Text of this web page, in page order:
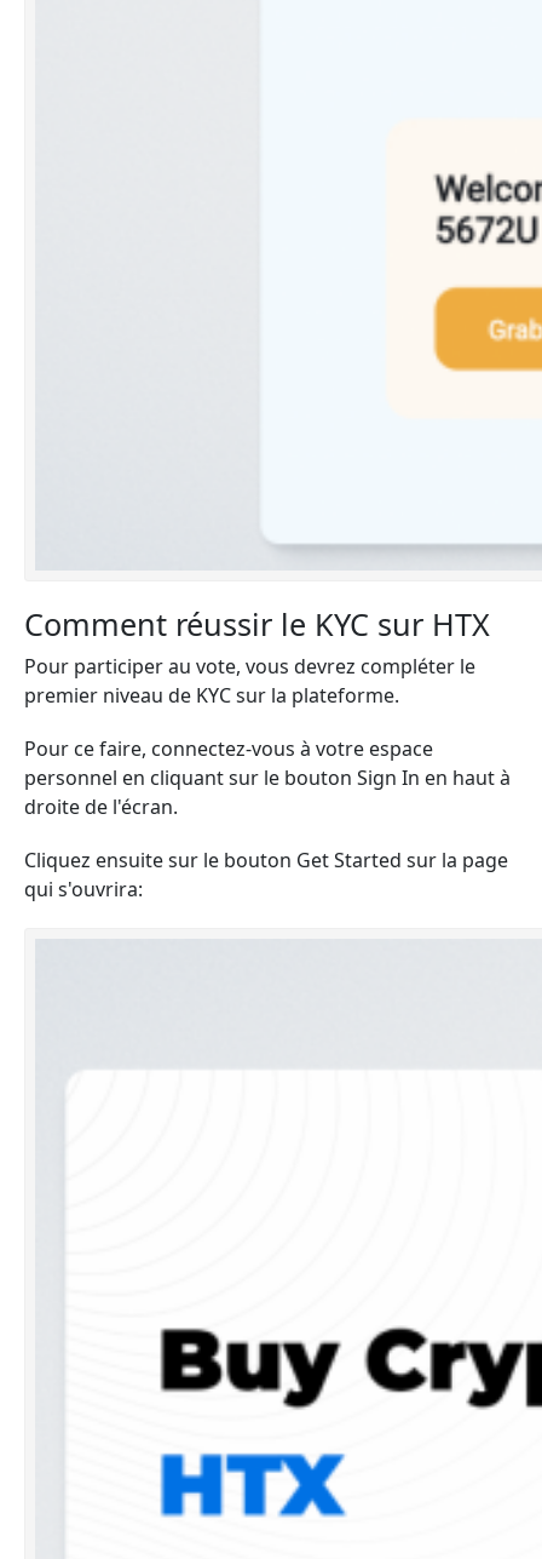
Comment réussir le KYC sur HTX
Pour participer au vote, vous devrez compléter le
premier niveau de KYC sur la plateforme.
Pour ce faire, connectez-vous à votre espace
personnel en cliquant sur le bouton Sign In en haut à
droite de l'écran.
Cliquez ensuite sur le bouton Get Started sur la page
qui s'ouvrira: